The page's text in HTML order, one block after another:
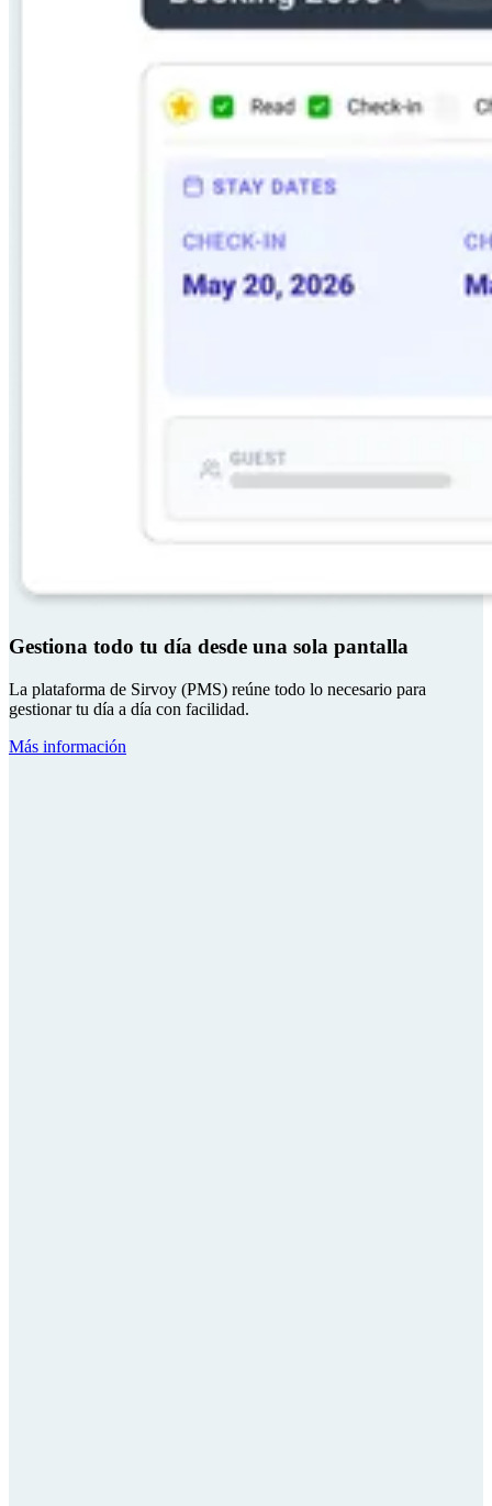
Gestiona todo tu día desde una sola pantalla
La plataforma de Sirvoy (PMS) reúne todo lo necesario para
gestionar tu día a día con facilidad.
Más información